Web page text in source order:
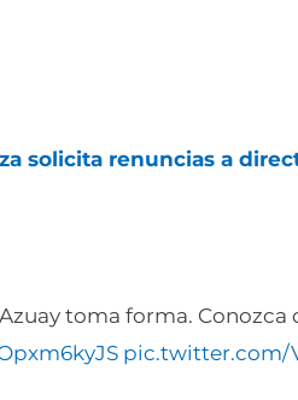
solicita renuncias a
toma forma. Conozca
pic.twitter.com/